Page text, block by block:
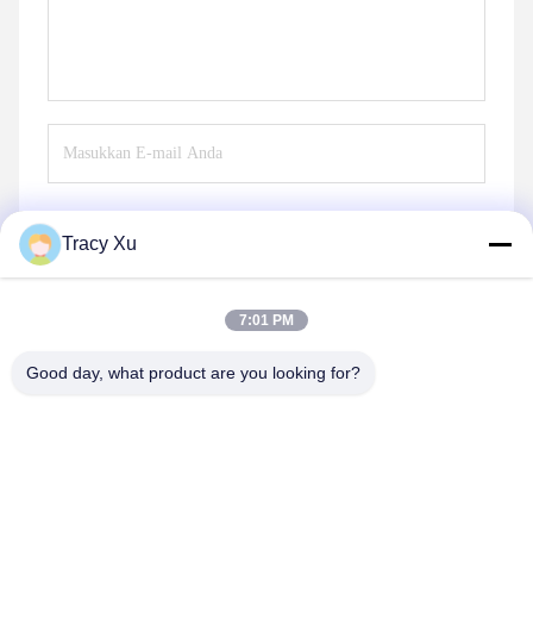
Tracy Xu
7:01 PM
Good day, what product are you looking for?